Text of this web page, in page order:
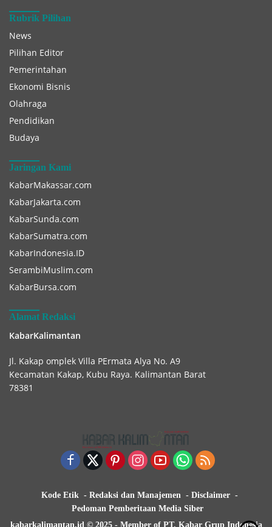
Rubrik Pilihan
News
Pilihan Editor
Pemerintahan
Ekonomi Bisnis
Olahraga
Pendidikan
Budaya
Jaringan Kami
KabarMakassar.com
KabarJakarta.com
KabarSunda.com
KabarSumatra.com
KabarIndonesia.ID
SerambiMuslim.com
KabarBursa.com
Alamat Redaksi
KabarKalimantan
Jl. Kakap omplek Villa PErmata Alya No. A9
Kecamatan Kakap, Kubu Raya. Kalimantan Barat
78381
Kode Etik Redaksi dan Manajemen
Disclaimer
Pedoman Pemberitaan Media Siber
kabarkalimantan.id © 2025 - Member of PT. Kabar Grup Indonesia